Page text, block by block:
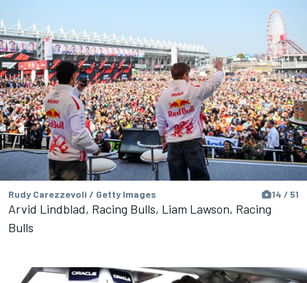
Rudy Carezzevoli / Getty Images 14 / 51
Arvid Lindblad, Racing Bulls, Liam Lawson, Racing
Bulls